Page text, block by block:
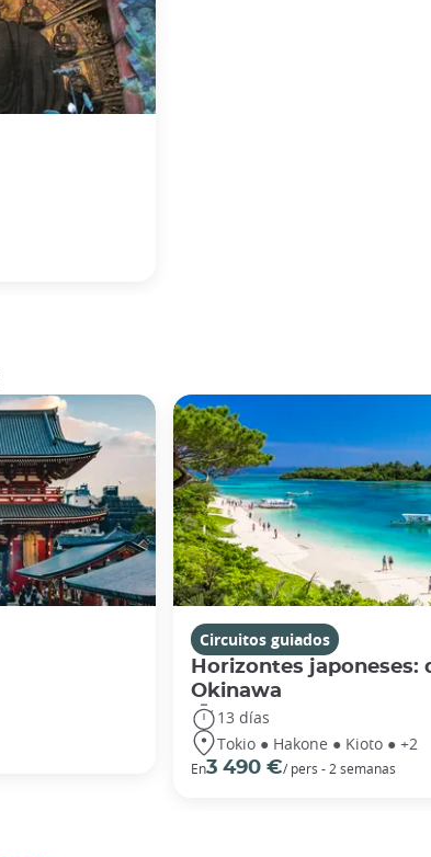
Circuitos guiados
Horizontes japoneses:
Okinawa
13 días
Tokio ● Hakone ● Kioto ● +2
En3 490 €/ pers - 2 semanas